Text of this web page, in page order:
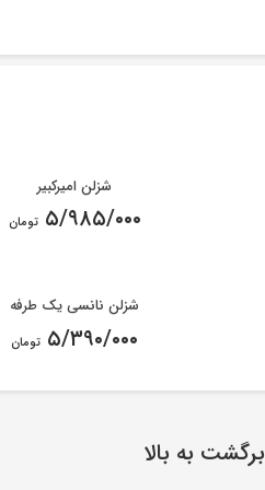
شزلن امیرکبیر
۵/۹۸۵/۰۰۰ تومان
شزلن نانسی یک طرفه
۵/۳۹۰/۰۰۰ تومان
برگشت به بالا